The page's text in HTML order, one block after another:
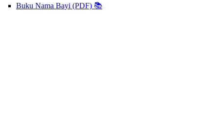
Buku Nama Bayi (PDF) 📚